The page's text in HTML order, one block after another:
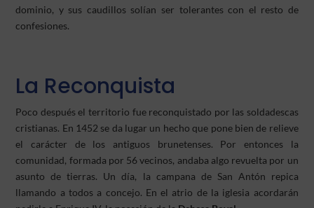
dominio, y sus caudillos solían ser tolerantes con el resto de
confesiones.
La Reconquista
Poco después el territorio fue reconquistado por las soldadescas
cristianas. En 1452 se da lugar un hecho que pone bien de relieve
el carácter de los antiguos brunetenses. Por entonces la
comunidad, formada por 56 vecinos, andaba algo revuelta por un
asunto de tierras. Un día, la campana de San Antón repica
llamando a todos a concejo. En el atrio de la iglesia acordarán